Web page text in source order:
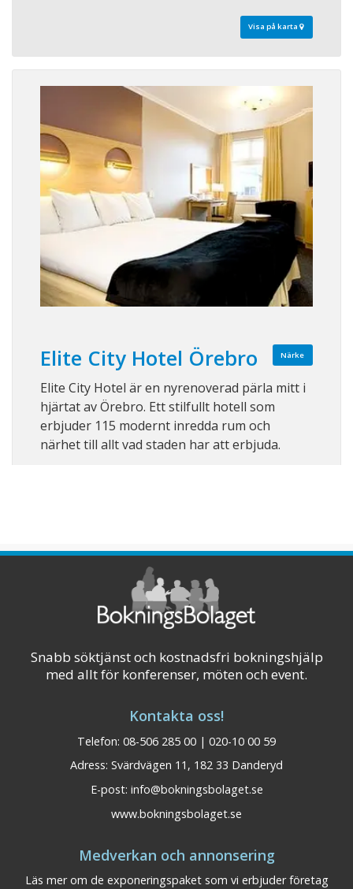
Visa på karta
Närke
Elite City Hotel Örebro
Elite City Hotel är en nyrenoverad pärla mitt i
hjärtat av Örebro. Ett stilfullt hotell som
erbjuder 115 modernt inredda rum och
närhet till allt vad staden har att erbjuda.
Elite Stora Hotellet
Konferensplatser: 300 Bäddar: 284
Snabb söktjänst och kostnadsfri bokningshjälp
med allt för konferenser, möten och event.
Kontakta oss!
Telefon: 08-506 285 00 | 020-10 00 59
Adress: Svärdvägen 11, 182 33 Danderyd
E-post: info@bokningsbolaget.se
www.bokningsbolaget.se
Medverkan och annonsering
Läs mer om de exponeringspaket som vi erbjuder företag